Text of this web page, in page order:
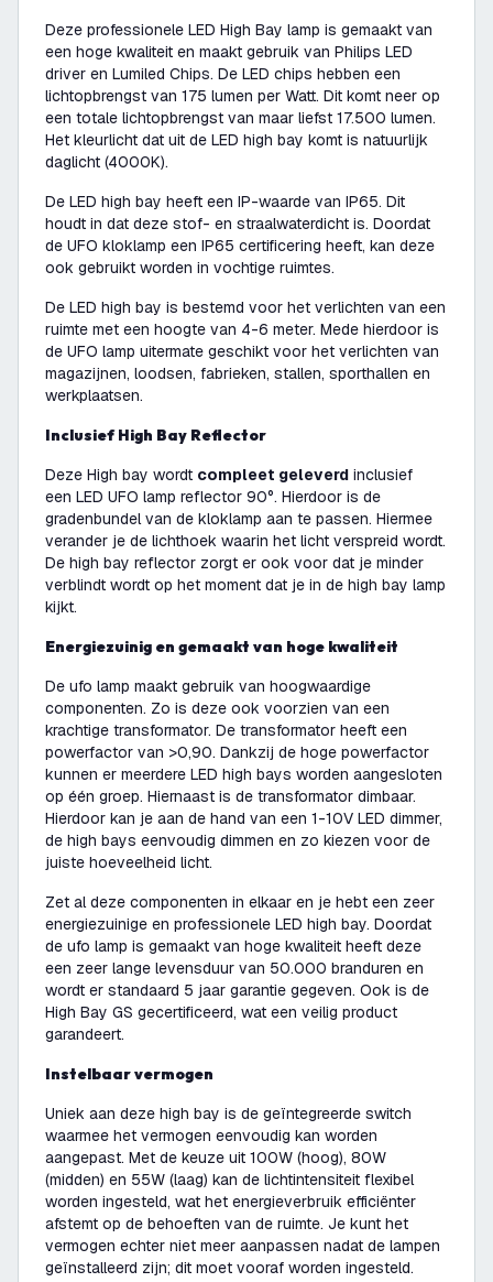
Deze professionele LED High Bay lamp is gemaakt van
een hoge kwaliteit en maakt gebruik van Philips LED
driver en Lumiled Chips. De LED chips hebben een
lichtopbrengst van 175 lumen per Watt. Dit komt neer op
een totale lichtopbrengst van maar liefst 17.500 lumen.
Het kleurlicht dat uit de LED high bay komt is natuurlijk
daglicht (4000K).
De LED high bay heeft een IP-waarde van IP65. Dit
houdt in dat deze stof- en straalwaterdicht is. Doordat
de UFO kloklamp een IP65 certificering heeft, kan deze
ook gebruikt worden in vochtige ruimtes.
De LED high bay is bestemd voor het verlichten van een
ruimte met een hoogte van 4-6 meter. Mede hierdoor is
de UFO lamp uitermate geschikt voor het verlichten van
magazijnen, loodsen, fabrieken, stallen, sporthallen en
werkplaatsen.
Inclusief High Bay Reflector
Deze High bay wordt compleet geleverd inclusief
een LED UFO lamp reflector 90°. Hierdoor is de
gradenbundel van de kloklamp aan te passen. Hiermee
verander je de lichthoek waarin het licht verspreid wordt.
De high bay reflector zorgt er ook voor dat je minder
verblindt wordt op het moment dat je in de high bay lamp
kijkt.
Energiezuinig en gemaakt van hoge kwaliteit
De ufo lamp maakt gebruik van hoogwaardige
componenten. Zo is deze ook voorzien van een
krachtige transformator. De transformator heeft een
powerfactor van >0,90. Dankzij de hoge powerfactor
kunnen er meerdere LED high bays worden aangesloten
op één groep. Hiernaast is de transformator dimbaar.
Hierdoor kan je aan de hand van een 1-10V LED dimmer,
de high bays eenvoudig dimmen en zo kiezen voor de
juiste hoeveelheid licht.
Zet al deze componenten in elkaar en je hebt een zeer
energiezuinige en professionele LED high bay. Doordat
de ufo lamp is gemaakt van hoge kwaliteit heeft deze
een zeer lange levensduur van 50.000 branduren en
wordt er standaard 5 jaar garantie gegeven. Ook is de
High Bay GS gecertificeerd, wat een veilig product
garandeert.
Instelbaar vermogen
Uniek aan deze high bay is de geïntegreerde switch
waarmee het vermogen eenvoudig kan worden
aangepast. Met de keuze uit 100W (hoog), 80W
(midden) en 55W (laag) kan de lichtintensiteit flexibel
worden ingesteld, wat het energieverbruik efficiënter
afstemt op de behoeften van de ruimte. Je kunt het
vermogen echter niet meer aanpassen nadat de lampen
geïnstalleerd zijn; dit moet vooraf worden ingesteld.